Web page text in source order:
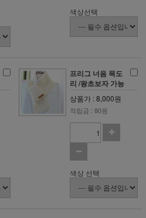
색상선택
프리그 너음 목도
리 /왕초보자 가능
상품가 : 8,000원
적립금 : 80원
색상 선택